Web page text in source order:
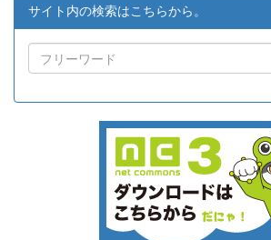
サイト内の検索はこちらから。